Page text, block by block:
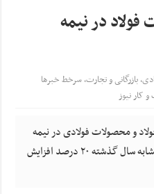
فولاد در نیمه
,بازرگانی و تجارت,سرخط خبرها
کار نیوز
و محصولات فولادی در نیمه
نخست سال امسال نسبت به مدت مشابه سال گذشته ٢٠ درصد افزایش